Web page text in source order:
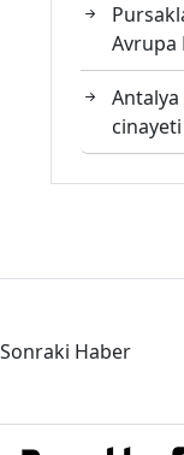
Avrupa
Antalya
cinayeti
Sonraki Haber